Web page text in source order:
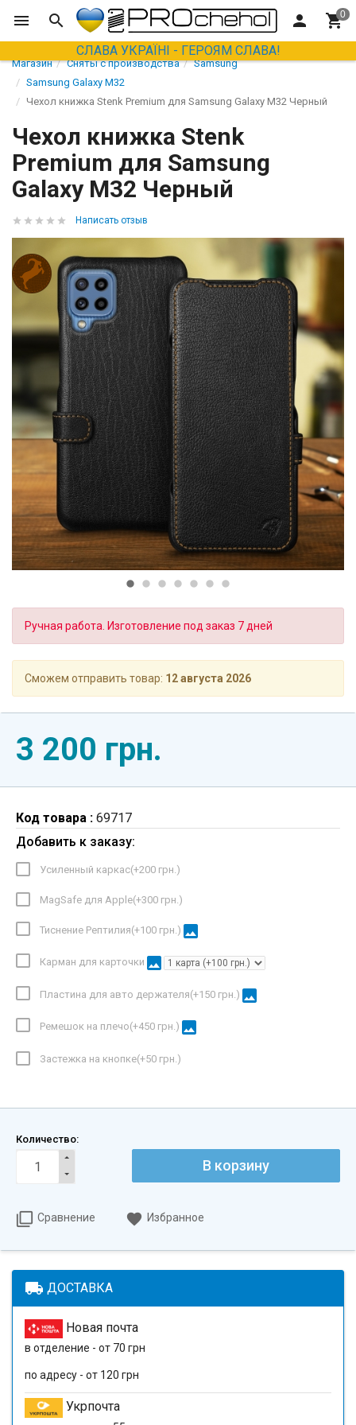
СЛАВА УКРАЇНІ - ГЕРОЯМ СЛАВА!
Магазин Сняты с производства
Samsung
Samsung Galaxy M32
Чехол книжка Stenk Premium для Samsung Galaxy M32 Черный
Чехол книжка Stenk
Premium для Samsung
Galaxy M32 Черный
Написать отзыв
Ручная работа. Изготовление под заказ 7 дней
Сможем отправить товар: 12 августа 2026
3 200 грн.
Код товара : 69717
Добавить к заказу:
Усиленный каркас(+200 грн.)
MagSafe для Apple(+300 грн.)
Тиснение Рептилия(+100 грн.) image
Карман для карточки image
Пластина для авто держателя(+150 грн.) image
Ремешок на плечо(+450 грн.) image
Застежка на кнопке(+50 грн.)
Количество:
В корзину
Сравнение Избранное
local_shipping ДОСТАВКА
Новая почта
в отделение - от 70 грн
по адресу - от 120 грн
Укрпочта